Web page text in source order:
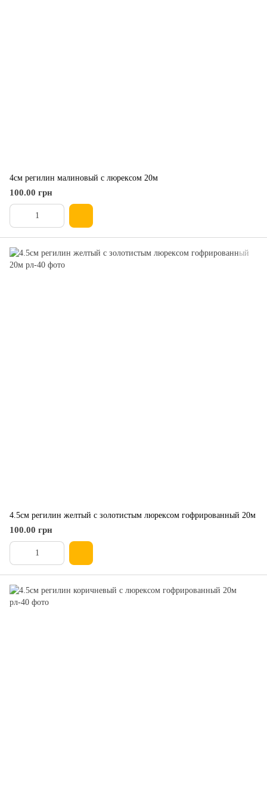
4см регилин малиновый с люрексом 20м
100.00 грн
4.5см регилин желтый с золотистым люрексом гофрированный 20м
100.00 грн